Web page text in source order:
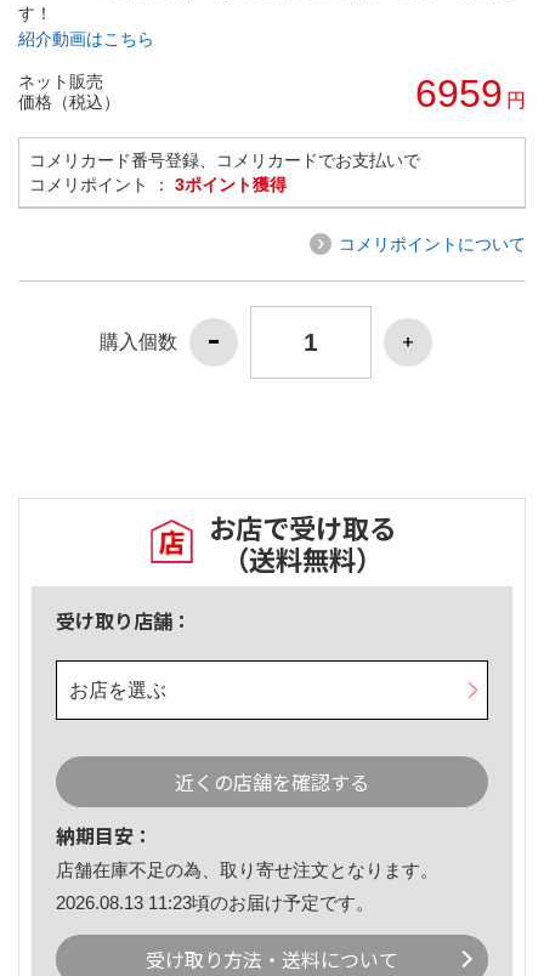
す！
紹介動画はこちら
ネット販売
価格（税込）
6959 円
コメリカード番号登録、コメリカードでお支払いで
コメリポイント ： 3ポイント獲得
コメリポイントについて
購入個数
お店で受け取る
（送料無料）
受け取り店舗：
お店を選ぶ
近くの店舗を確認する
納期目安：
店舗在庫不足の為、取り寄せ注文となります。
2026.08.13 11:23頃のお届け予定です。
受け取り方法・送料について